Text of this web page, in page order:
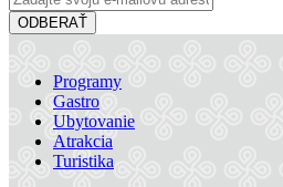
ODBERAŤ
Programy
Gastro
Ubytovanie
Atrakcia
Turistika